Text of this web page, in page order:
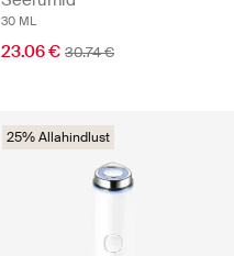
30 ML
23.06 € 30.74 €
25% Allahindlust